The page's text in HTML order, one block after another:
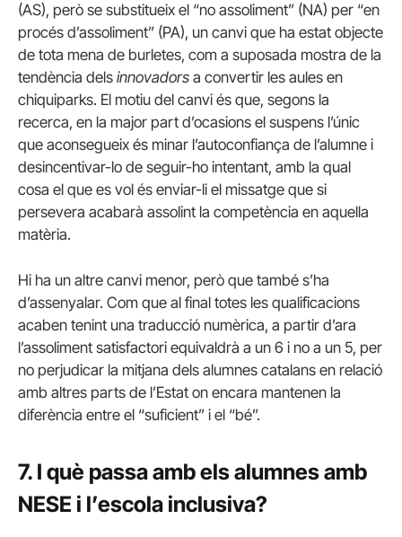
(AS), però se substitueix el “no assoliment” (NA) per “en
procés d’assoliment” (PA), un canvi que ha estat objecte
de tota mena de burletes, com a suposada mostra de la
tendència dels innovadors a convertir les aules en
chiquiparks. El motiu del canvi és que, segons la
recerca, en la major part d’ocasions el suspens l’únic
que aconsegueix és minar l’autoconfiança de l’alumne i
desincentivar-lo de seguir-ho intentant, amb la qual
cosa el que es vol és enviar-li el missatge que si
persevera acabarà assolint la competència en aquella
matèria.
Hi ha un altre canvi menor, però que també s’ha
d’assenyalar. Com que al final totes les qualificacions
acaben tenint una traducció numèrica, a partir d’ara
l’assoliment satisfactori equivaldrà a un 6 i no a un 5, per
no perjudicar la mitjana dels alumnes catalans en relació
amb altres parts de l’Estat on encara mantenen la
diferència entre el “suficient” i el “bé”.
7. I què passa amb els alumnes amb
NESE i l’escola inclusiva?